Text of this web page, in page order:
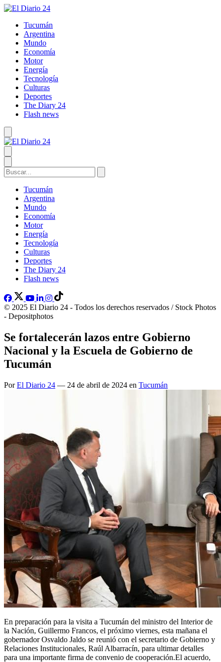
Tucumán
Argentina
Mundo
Economía
Motor
Energía
Tecnología
Culturas
Deportes
The Diary 24
Flash news
Tucumán
Argentina
Mundo
Economía
Motor
Energía
Tecnología
Culturas
Deportes
The Diary 24
Flash news
© 2025 El Diario 24 - Todos los derechos reservados / Stock Photos
- Depositphotos
Se fortalecerán lazos entre Gobierno
Nacional y la Escuela de Gobierno de
Tucumán
PorEl Diario 24 — 24 de abril de 2024 en Tucumán
En preparación para la visita a Tucumán del ministro del Interior de
la Nación, Guillermo Francos, el próximo viernes, esta mañana el
gobernador Osvaldo Jaldo se reunió con el secretario de Gobierno y
Relaciones Institucionales, Raúl Albarracín, para ultimar detalles
para una importante firma de convenio de cooperación.El acuerdo,